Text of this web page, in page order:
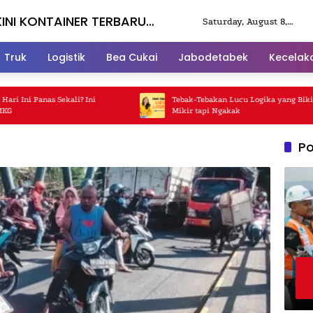
KONTAINER TERBARU
Saturday, August 8,
Truk Logistik Bea Cukai Jabodetabek
Panas Sekali? Ini
Tebak-Tebakan Lucu Logika yang Bikin
Mikir tapi Ngakak